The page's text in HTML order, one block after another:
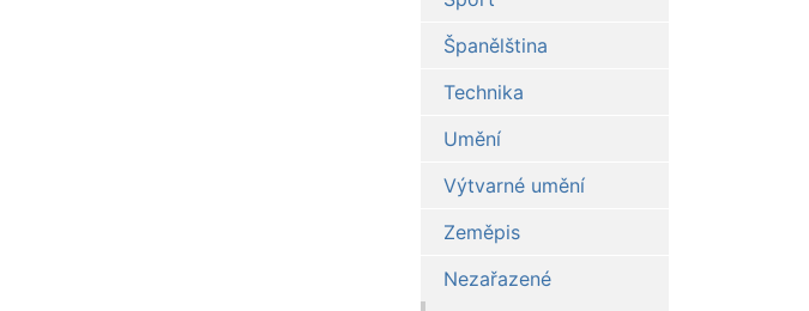
Španělština
Technika
Umění
Výtvarné umění
Zeměpis
Nezařazené